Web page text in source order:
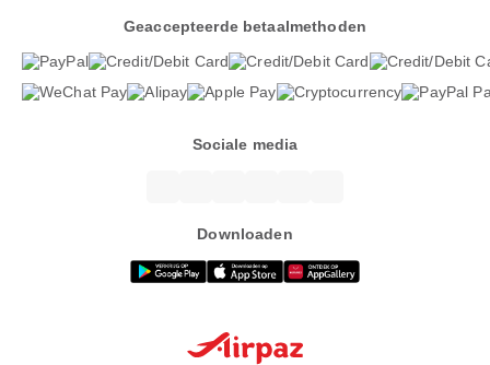
Geaccepteerde betaalmethoden
Sociale media
Downloaden